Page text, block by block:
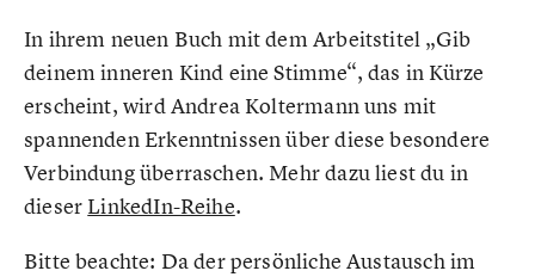
In ihrem neuen Buch mit dem Arbeitstitel „Gib
deinem inneren Kind eine Stimme“, das in Kürze
erscheint, wird Andrea Koltermann uns mit
spannenden Erkenntnissen über diese besondere
Verbindung überraschen. Mehr dazu liest du in
dieser LinkedIn-Reihe.
Bitte beachte: Da der persönliche Austausch im